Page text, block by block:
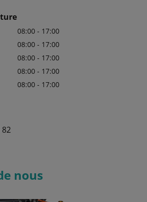
08:00 - 17:00
08:00 - 17:00
08:00 - 17:00
08:00 - 17:00
08:00 - 17:00
82
nous